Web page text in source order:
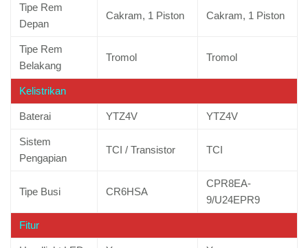
Tipe Rem
Depan
Cakram, 1 Piston Cakram, 1 Piston
Tipe Rem
Belakang
Tromol Tromol
Kelistrikan
Baterai YTZ4V YTZ4V
Sistem
Pengapian
TCI / Transistor TCI
Tipe Busi CR6HSA
CPR8EA-
9/U24EPR9
Fitur